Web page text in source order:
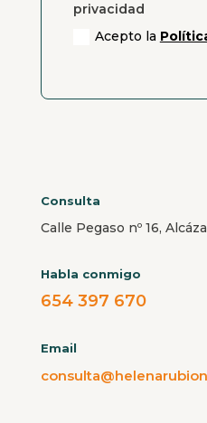
privacidad
Acepto la
Consulta
Calle Pegaso nº 16,
Habla conmigo
654 397 670
Email